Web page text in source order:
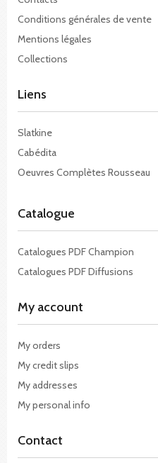
Conditions générales de vente
Mentions légales
Collections
Liens
Slatkine
Cabédita
Oeuvres Complètes Rousseau
Catalogue
Catalogues PDF Champion
Catalogues PDF Diffusions
My account
My orders
My credit slips
My addresses
My personal info
Contact